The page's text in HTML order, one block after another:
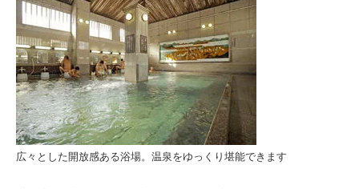
広々とした開放感ある浴場。温泉をゆっくり堪能できます